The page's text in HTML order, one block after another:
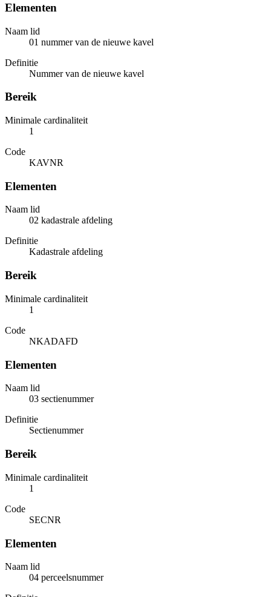
Elementen
Naam lid
01 nummer van de nieuwe kavel
Definitie
Nummer van de nieuwe kavel
Bereik
Minimale cardinaliteit
1
Code
KAVNR
Elementen
Naam lid
02 kadastrale afdeling
Definitie
Kadastrale afdeling
Bereik
Minimale cardinaliteit
1
Code
NKADAFD
Elementen
Naam lid
03 sectienummer
Definitie
Sectienummer
Bereik
Minimale cardinaliteit
1
Code
SECNR
Elementen
Naam lid
04 perceelsnummer